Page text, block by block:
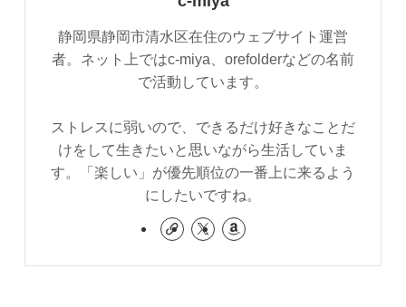
静岡県静岡市清水区在住のウェブサイト運営
者。ネット上ではc-miya、orefolderなどの名前
で活動しています。
ストレスに弱いので、できるだけ好きなことだ
けをして生きたいと思いながら生活していま
す。「楽しい」が優先順位の一番上に来るよう
にしたいですね。